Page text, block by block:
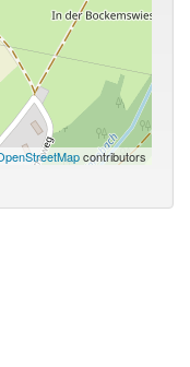
contributors